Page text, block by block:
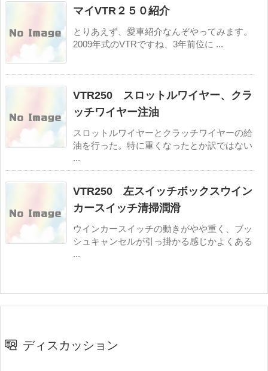
マイVTR２５０紹介
とりあえず、愛車紹介なんぞやってみます。
2009年式のVTRですね、3年前位に ...
VTR250 スロットルワイヤー、クラ
ッチワイヤー注油
スロットルワイヤーとクラッチワイヤーの給
油を行った。特に重くなったとか訳ではない
...
VTR250 左スイッチボックスウイン
カースイッチ清掃潤滑
ウインカースイッチの動きがやや重く、ブッ
シュキャンセルが引っ掛かる感じかよくある
...
ディスカッション